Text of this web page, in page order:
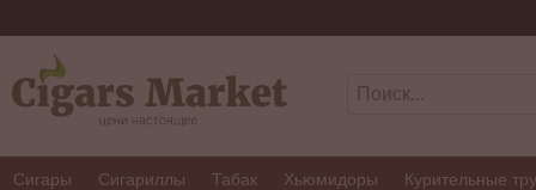
Сигары Сигариллы Табак Хьюмидоры Курительные